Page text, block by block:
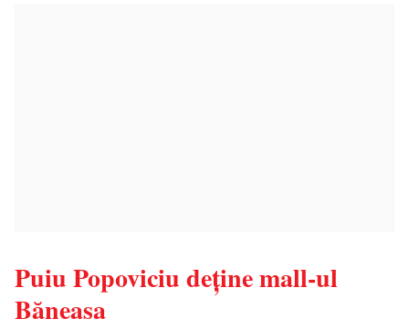
Puiu Popoviciu deține mall-ul
Băneasa